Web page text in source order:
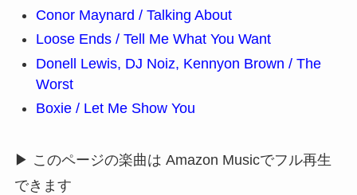
Conor Maynard / Talking About
Loose Ends / Tell Me What You Want
Donell Lewis, DJ Noiz, Kennyon Brown / The
Worst
Boxie / Let Me Show You
▶ このページの楽曲は Amazon Musicでフル再生
できます